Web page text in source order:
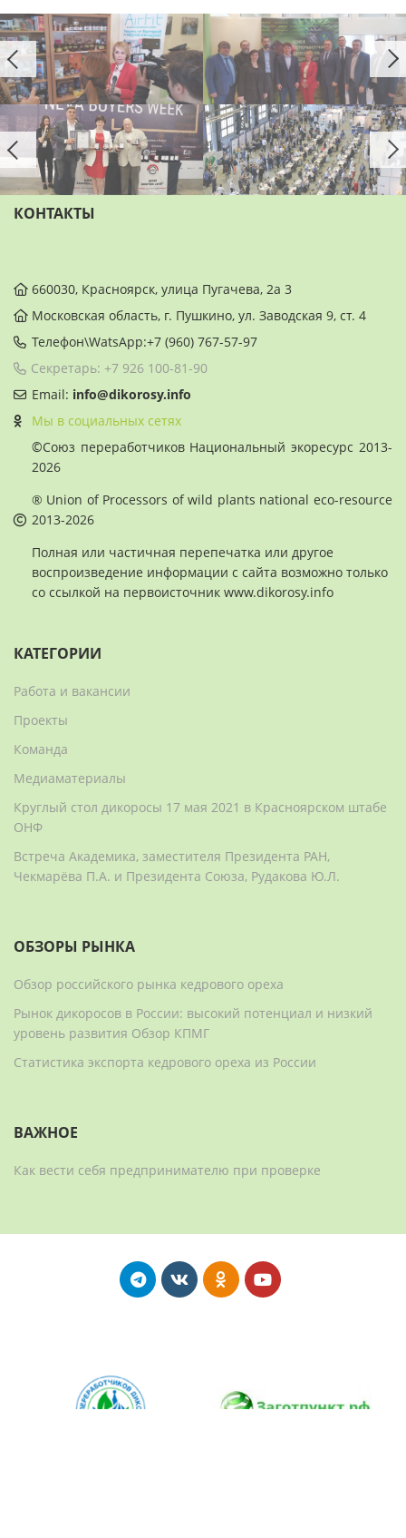
КОНТАКТЫ
660030, Красноярск, улица Пугачева, 2а 3
Московская область, г. Пушкино, ул. Заводская 9, ст. 4
Телефон\WatsApp:+7 (960) 767-57-97
Секретарь: +7 926 100-81-90
Email: info@dikorosy.info
Мы в социальных сетях
©Союз переработчиков Национальный экоресурс 2013-
2026
® Union of Processors of wild plants national eco-resource
2013-2026
Полная или частичная перепечатка или другое
воспроизведение информации с сайта возможно только
со ссылкой на первоисточник www.dikorosy.info
КАТЕГОРИИ
Работа и вакансии
Проекты
Команда
Медиаматериалы
Круглый стол дикоросы 17 мая 2021 в Красноярском штабе
ОНФ
Встреча Академика, заместителя Президента РАН,
Чекмарёва П.А. и Президента Союза, Рудакова Ю.Л.
ОБЗОРЫ РЫНКА
Обзор российского рынка кедрового ореха
Рынок дикоросов в России: высокий потенциал и низкий
уровень развития Обзор КПМГ
Статистика экспорта кедрового ореха из России
ВАЖНОЕ
Как вести себя предпринимателю при проверке